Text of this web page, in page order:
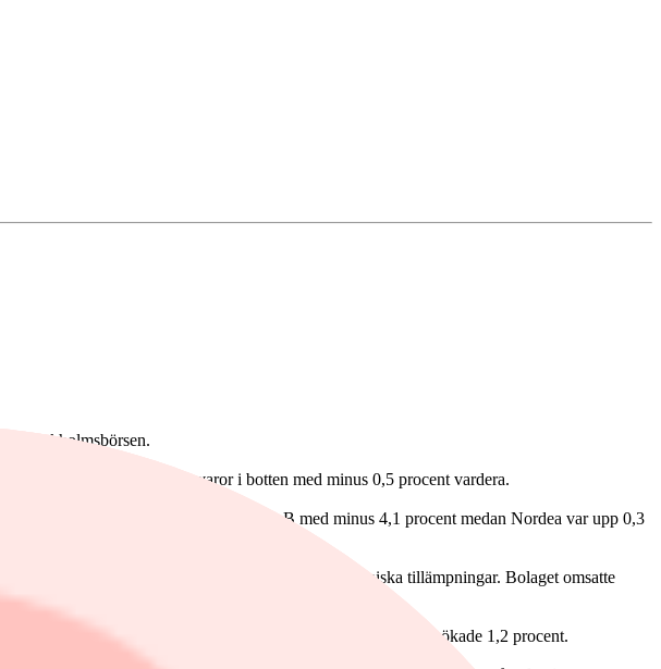
Stockholmsbörsen.
låg fastigheter och dagligvaror i botten med minus 0,5 procent vardera.
Sämst utveckling hade Addtech B med minus 4,1 procent medan Nordea var upp 0,3
och tillverkare av sträckmetall för arkitektoniska tillämpningar. Bolaget omsatte
8 miljoner pund, motsvarande 100 miljoner kronor. Aktien ökade 1,2 procent.